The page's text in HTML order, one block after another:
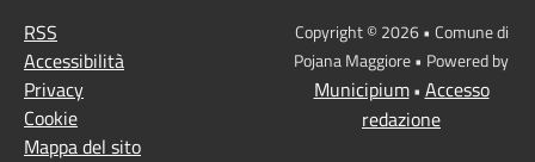
RSS
Accessibilità
Privacy
Cookie
Mappa del sito
Copyright © 2026 • Comune di
Pojana Maggiore • Powered by
Municipium• Accesso
redazione